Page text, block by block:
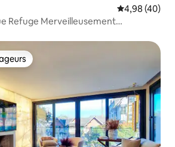
Évaluation
4,98 (40)
Refuge Merveilleusement